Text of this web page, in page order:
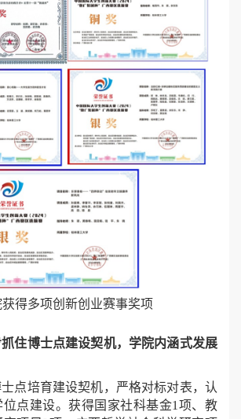
获得多项创新创业赛事奖项
住博士点建设契机，学院内涵式发展
培育建设契机，严格对标对表，认
点建设。获得国家社科基金1项、教